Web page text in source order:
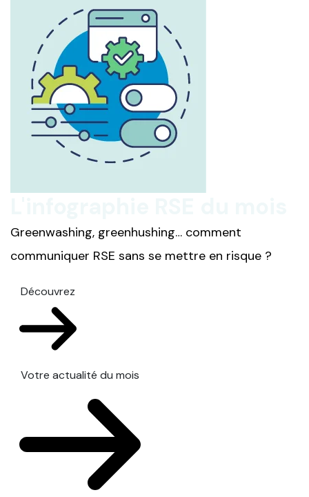
Greenwashing, greenhushing… comment
communiquer RSE sans se mettre en risque ?
Découvrez
Votre actualité du mois